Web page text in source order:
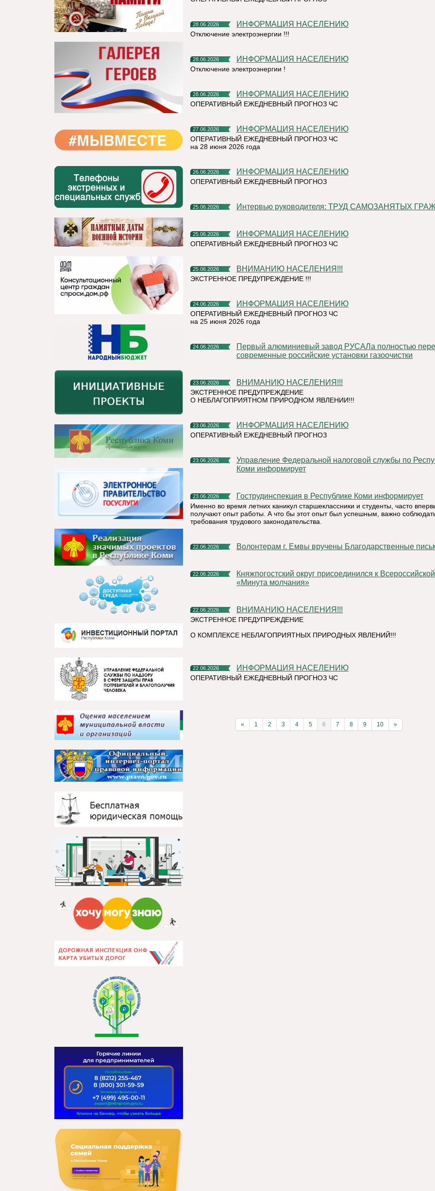
28.06.2026 ИНФОРМАЦИЯ НАСЕЛЕНИЮ
Отключение электроэнергии !!!
28.06.2026 ИНФОРМАЦИЯ НАСЕЛЕНИЮ
Отключение электроэнергии !
28.06.2026 ИНФОРМАЦИЯ НАСЕЛЕНИЮ
ОПЕРАТИВНЫЙ ЕЖЕДНЕВНЫЙ ПРОГНОЗ ЧС
27.06.2026 ИНФОРМАЦИЯ НАСЕЛЕНИЮ
ОПЕРАТИВНЫЙ ЕЖЕДНЕВНЫЙ ПРОГНОЗ ЧС
на 28 июня 2026 года
26.06.2026 ИНФОРМАЦИЯ НАСЕЛЕНИЮ
ОПЕРАТИВНЫЙ ЕЖЕДНЕВНЫЙ ПРОГНОЗ
25.06.2026 Интервью руководителя: ТРУД САМОЗАНЯТЫХ
25.06.2026 ИНФОРМАЦИЯ НАСЕЛЕНИЮ
ОПЕРАТИВНЫЙ ЕЖЕДНЕВНЫЙ ПРОГНОЗ ЧС
25.06.2026 ВНИМАНИЮ НАСЕЛЕНИЯ!!!
ЭКСТРЕННОЕ ПРЕДУПРЕЖДЕНИЕ !!!
24.06.2026 ИНФОРМАЦИЯ НАСЕЛЕНИЮ
ОПЕРАТИВНЫЙ ЕЖЕДНЕВНЫЙ ПРОГНОЗ ЧС
на 25 июня 2026 года
24.06.2026
Первый алюминиевый завод РУСАЛа полностью перешел на
современные российские установки газоочистки
23.06.2026 ВНИМАНИЮ НАСЕЛЕНИЯ!!!
ЭКСТРЕННОЕ ПРЕДУПРЕЖДЕНИЕ
О НЕБЛАГОПРИЯТНОМ ПРИРОДНОМ ЯВЛЕНИИ!!!
23.06.2026 ИНФОРМАЦИЯ НАСЕЛЕНИЮ
ОПЕРАТИВНЫЙ ЕЖЕДНЕВНЫЙ ПРОГНОЗ
23.06.2026
Управление Федеральной налоговой службы по Республике
Коми информирует
23.06.2026 Гострудинспекция в Республике Коми информирует
Именно во время летних каникул старшеклассники и студенты, часто
получают опыт работы. А что бы этот опыт был успешным, важно
требования трудового законодательства.
22.06.2026 Волонтерам г. Емвы вручены Благодарственные
22.06.2026
Княжпогостский округ присоединился к Всероссийской акции
«Минута молчания»
22.06.2026 ВНИМАНИЮ НАСЕЛЕНИЯ!!!
ЭКСТРЕННОЕ ПРЕДУПРЕЖДЕНИЕ
О КОМПЛЕКСЕ НЕБЛАГОПРИЯТНЫХ ПРИРОДНЫХ ЯВЛЕНИЙ!!!
22.06.2026 ИНФОРМАЦИЯ НАСЕЛЕНИЮ
ОПЕРАТИВНЫЙ ЕЖЕДНЕВНЫЙ ПРОГНОЗ ЧС
« 1 2 3 4 5 6 7 8 9 10 »